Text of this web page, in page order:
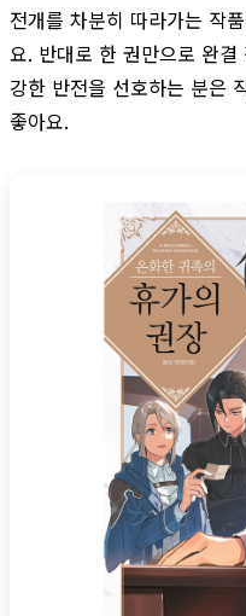
전개를 차분히 따라가는 작
요. 반대로 한 권만으로 완
강한 반전을 선호하는 분은
좋아요.